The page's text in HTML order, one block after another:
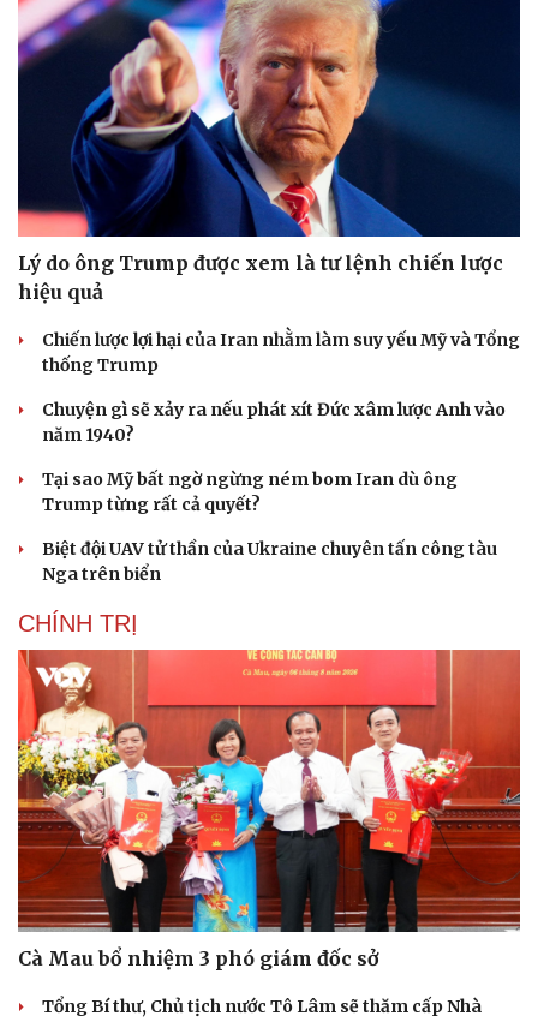
Lý do ông Trump được xem là tư lệnh chiến lược
hiệu quả
Chiến lược lợi hại của Iran nhằm làm suy yếu Mỹ và Tổng
thống Trump
Chuyện gì sẽ xảy ra nếu phát xít Đức xâm lược Anh vào
năm 1940?
Tại sao Mỹ bất ngờ ngừng ném bom Iran dù ông
Trump từng rất cả quyết?
Biệt đội UAV tử thần của Ukraine chuyên tấn công tàu
Nga trên biển
CHÍNH TRỊ
Cà Mau bổ nhiệm 3 phó giám đốc sở
Tổng Bí thư, Chủ tịch nước Tô Lâm sẽ thăm cấp Nhà